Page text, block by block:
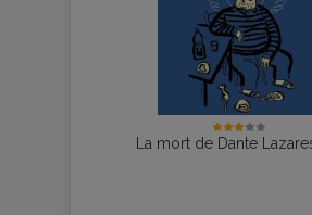
La mort de Dante